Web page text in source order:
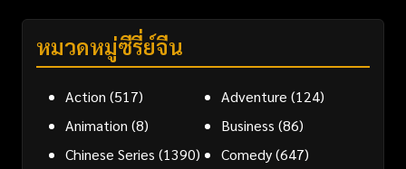
หมวดหมู่ซีรี่ย์จีน
Action (517) Adventure (124)
Animation (8) Business (86)
Chinese Series (1390) Comedy(647)